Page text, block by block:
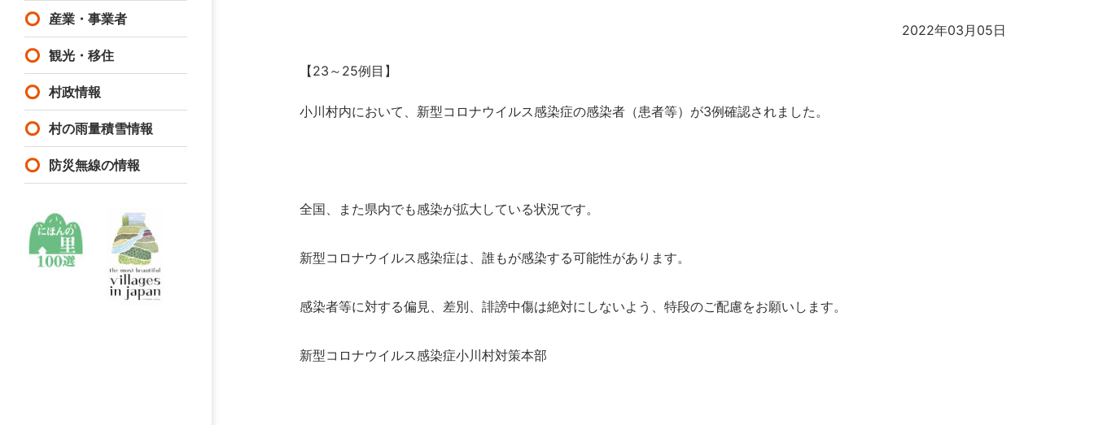
産業・事業者
観光・移住
村政情報
村の雨量積雪情報
防災無線の情報
2022年03月05日
【23～25例目】
小川村内において、新型コロナウイルス感染症の感染者（患者等）が3例確認されました。
全国、また県内でも感染が拡大している状況です。
新型コロナウイルス感染症は、誰もが感染する可能性があります。
感染者等に対する偏見、差別、誹謗中傷は絶対にしないよう、特段のご配慮をお願いします。
新型コロナウイルス感染症小川村対策本部